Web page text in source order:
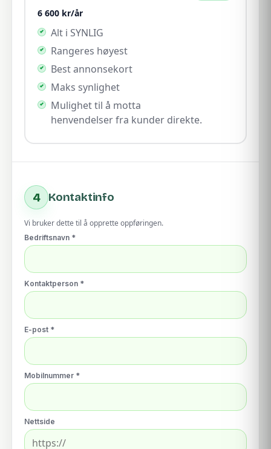
6 600 kr/år
Alt i SYNLIG
Rangeres høyest
Best annonsekort
Maks synlighet
Mulighet til å motta
henvendelser fra kunder direkte.
4 Kontaktinfo
Vi bruker dette til å opprette oppføringen.
Bedriftsnavn *
Kontaktperson *
E-post *
Mobilnummer *
Nettside